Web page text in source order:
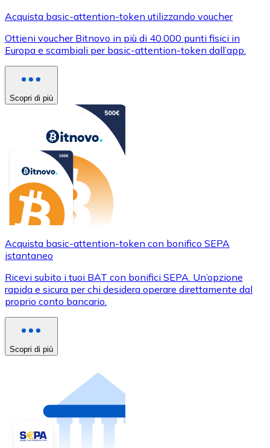
Acquista basic-attention-token utilizzando voucher
Ottieni voucher Bitnovo in più di 40.000 punti fisici in
Europa e scambiali per basic-attention-token dall’app.
Scopri di più
Acquista basic-attention-token con bonifico SEPA
istantaneo
Ricevi subito i tuoi BAT con bonifici SEPA. Un’opzione
rapida e sicura per chi desidera operare direttamente dal
proprio conto bancario.
Scopri di più